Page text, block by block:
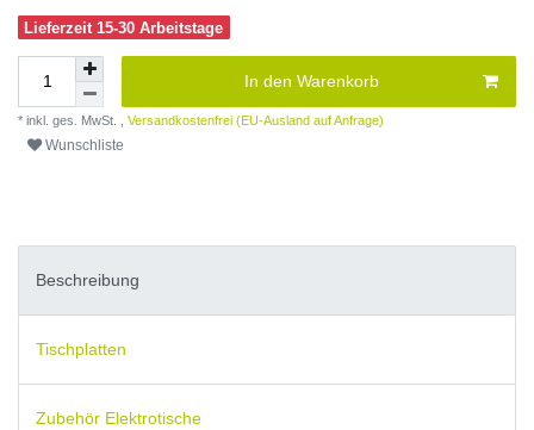
Lieferzeit 15-30 Arbeitstage
In den Warenkorb
* inkl. ges. MwSt. , Versandkostenfrei (EU-Ausland auf Anfrage)
Wunschliste
Beschreibung
Tischplatten
Zubehör Elektrotische